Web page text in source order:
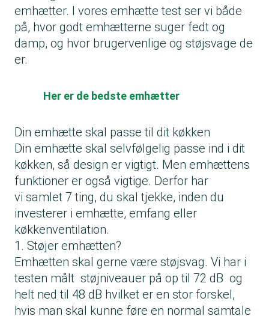
emhætter. I vores emhætte test ser vi både
på, hvor godt emhætterne suger fedt og
damp, og hvor brugervenlige og støjsvage de
er.
Her er de bedste emhætter
Din emhætte skal passe til dit køkken
Din emhætte skal selvfølgelig passe ind i dit
køkken, så design er vigtigt. Men emhættens
funktioner er også vigtige. Derfor har
vi samlet 7 ting, du skal tjekke, inden du
investerer i emhætte, emfang eller
køkkenventilation.
1. Støjer emhætten?
Emhætten skal gerne være støjsvag. Vi har i
testen målt støjniveauer på op til 72 dB og
helt ned til 48 dB hvilket er en stor forskel,
hvis man skal kunne føre en normal samtale